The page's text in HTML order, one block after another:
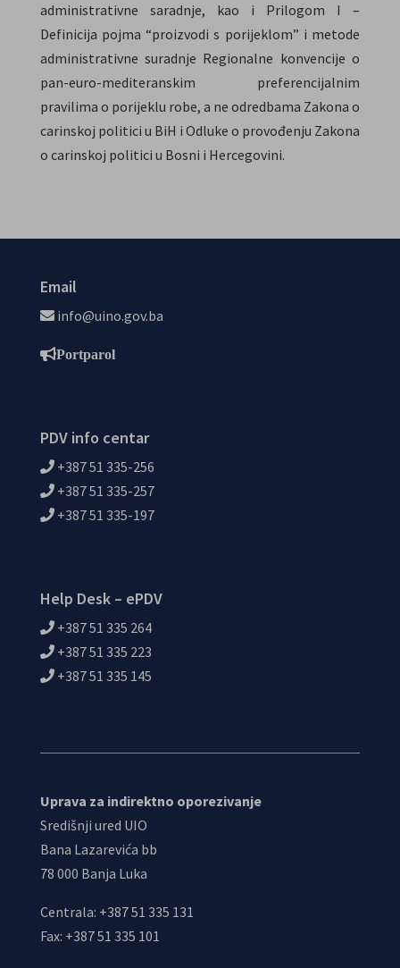
administrativne saradnje, kao i Prilogom I –
Definicija pojma “proizvodi s porijeklom” i metode
administrativne suradnje Regionalne konvencije o
pan-euro-mediteranskim preferencijalnim
pravilima o porijeklu robe, a ne odredbama Zakona o
carinskoj politici u BiH i Odluke o provođenju Zakona
o carinskoj politici u Bosni i Hercegovini.
Email
info@uino.gov.ba
Portparol
PDV info centar
+387 51 335-256
+387 51 335-257
+387 51 335-197
Help Desk – ePDV
+387 51 335 264
+387 51 335 223
+387 51 335 145
Uprava za indirektno oporezivanje
Središnji ured UIO
Bana Lazarevića bb
78 000 Banja Luka
Centrala: +387 51 335 131
Fax: +387 51 335 101